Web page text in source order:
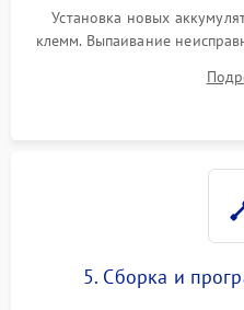
Установка новых
клемм. Выпаивание
цепи зарядки и
Восстановление
5. Сборка и